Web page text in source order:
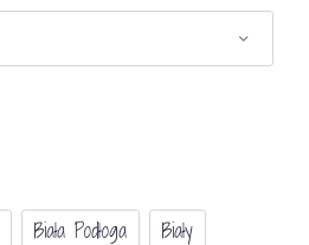
Biała Podłoga
Biały